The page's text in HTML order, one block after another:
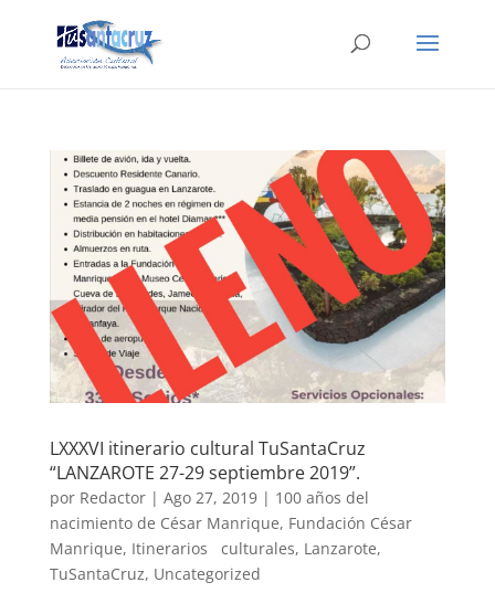
LXXXVI itinerario cultural TuSantaCruz
“LANZAROTE 27-29 septiembre 2019”.
por Redactor| Ago 27, 2019| 100 años del
nacimiento de César Manrique, Fundación César
Manrique, Itinerarios culturales, Lanzarote,
TuSantaCruz, Uncategorized